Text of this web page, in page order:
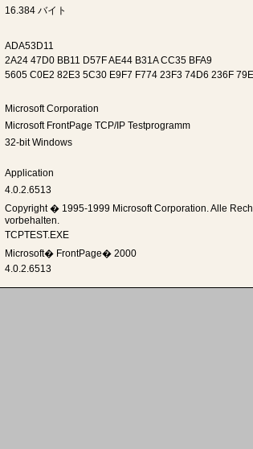
16.384 バイト
ADA53D11
2A24 47D0 BB11 D57F AE44 B31A CC35 BFA9
5605 C0E2 82E3 5C30 E9F7 F774 23F3 74D6 236F
Microsoft Corporation
Microsoft FrontPage TCP/IP Testprogramm
32-bit Windows
Application
4.0.2.6513
Copyright � 1995-1999 Microsoft Corporation. Alle
vorbehalten.
TCPTEST.EXE
Microsoft� FrontPage� 2000
4.0.2.6513